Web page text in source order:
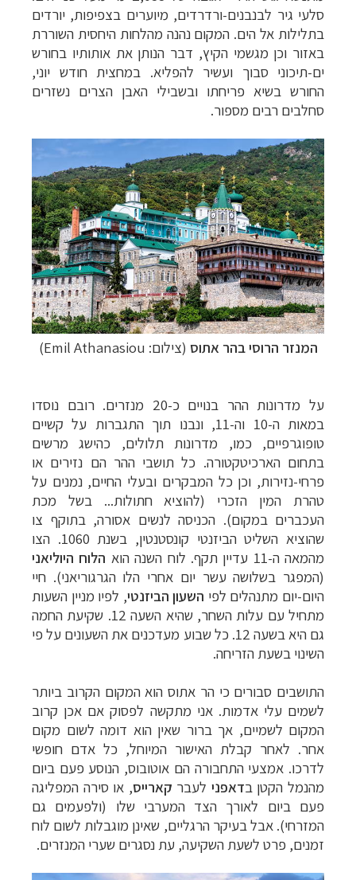
סלעי גיר לבנבנים-ורדרדים, מיוערים בצפיפות, יורדים
בתלילות אל הים. המקום נהנה מהלחות היחסית השוררת
באזור וכן מגשמי הקיץ, דבר הנותן את אותותיו בחורש
ים-תיכוני סבוך ועשיר להפליא. במחצית חודש יוני,
החורש בשיא פריחתו ובשבילי האבן הצרים נשזרים
סחלבים רבים מספור.
המנזר הרוסי בהר אתוס (צילום: Emil Athanasiou
)
על מדרונות ההר בנויים כ-20 מנזרים. רובם נוסדו
במאות ה-10 וה-11, ונבנו תוך התגברות על קשיים
טופוגרפיים, כמו, מדרונות תלולים, כהישג מרשים
בתחום הארכיטקטורה. כל תושבי ההר הם נזירים או
פרחי-נזירות, וכן כל המבקרים ובעלי החיים, נמנים על
טהרת המין הזכרי (להוציא חתולות... בשל מכת
העכברים במקום). הכניסה לנשים אסורה, בתוקף צו
שהוציא השליט הביזנטי קונסטנטין, בשנת 1060. הצו
מהמאה ה-11 עדיין תקף. לוח השנה הוא
הלוח היוליאני
(המפגר בשלושה עשר יום אחרי הלו הגרגוריאני). חיי
היום-יום מתנהלים לפי השעון הביזנטי, לפיו מניין השעות
מתחיל עם עלות השחר, שהיא השעה 12. שקיעת החמה
גם היא בשעה 12. כל שבוע מעדכנים את השעונים על פי
השינוי בשעת הזריחה.
התושבים סבורים כי הר אתוס הוא המקום הקרוב ביותר
לשמים עלי אדמות. אני מתקשה לפסוק אם אכן קרוב
המקום לשמיים, אך ברור שאין הוא דומה לשום מקום
אחר. לאחר קבלת האישור המיוחל, כל אדם חופשי
לדרכו. אמצעי התחבורה הם אוטובוס, הנוסע פעם ביום
מהנמל הקטן בדאפני לעבר קארייס, או סירה המפליגה
פעם ביום לאורך הצד המערבי שלו (ולפעמים גם
המזרחי). אבל בעיקר הרגליים, שאינן מוגבלות לשום לוח
זמנים, פרט לשעת השקיעה, עת נסגרים שערי המנזרים.